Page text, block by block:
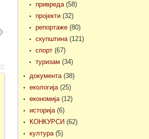
привреда(58)
пројекти(32)
репортаже(80)
скупштина(121)
спорт(67)
туризам (34)
документа(38)
екологија(25)
економија(12)
историја(6)
КОНКУРСИ (62)
култура(5)